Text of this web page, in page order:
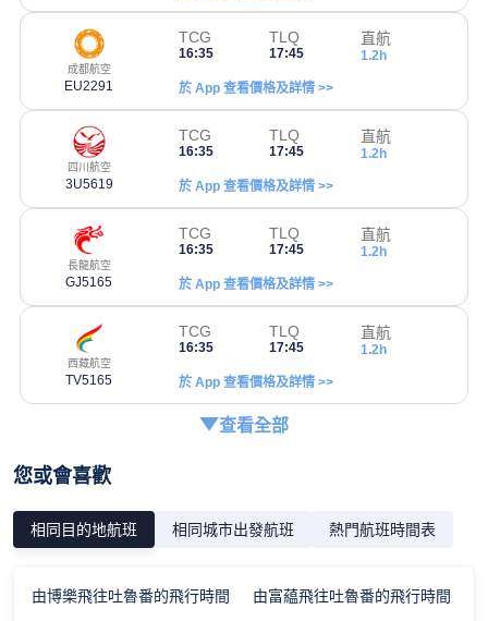
成都航空
EU2291
TCG
16:35
TLQ
17:45
直航
1.2h
於 App 查看價格及詳情 >>
四川航空
3U5619
TCG
16:35
TLQ
17:45
直航
1.2h
於 App 查看價格及詳情 >>
長龍航空
GJ5165
TCG
16:35
TLQ
17:45
直航
1.2h
於 App 查看價格及詳情 >>
西藏航空
TV5165
TCG
16:35
TLQ
17:45
直航
1.2h
於 App 查看價格及詳情 >>
查看全部
您或會喜歡
相同目的地航班 相同城市出發航班 熱門航班時間表
由博樂飛往吐魯番的飛行時間 由富藴飛往吐魯番的飛行時間